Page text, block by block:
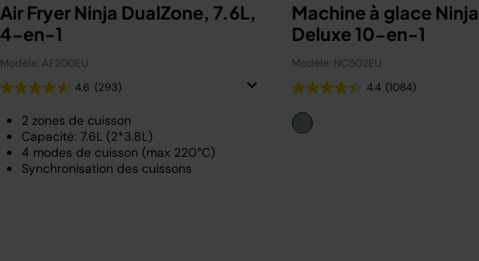
Air Fryer Ninja DualZone, 7.6L,
4-en-1
Modèle: AF200EU
4.6 (293)
2 zones de cuisson
Capacité: 7.6L (2*3.8L)
4 modes de cuisson (max 220°C)
Synchronisation des cuissons
Machine à glace
Deluxe 10-en-1
Modèle: NC502EU
4.4 (1084)